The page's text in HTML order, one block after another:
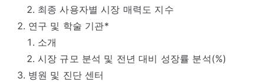
최종 사용자별 시장 매력도 지수
연구 및 학술 기관*
소개
시장 규모 분석 및 전년 대비 성장률 분석(%)
병원 및 진단 센터